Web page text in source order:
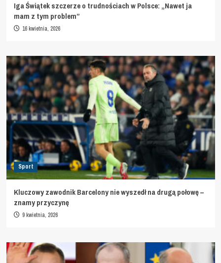
Iga Świątek szczerze o trudnościach w Polsce: „Nawet ja
mam z tym problem”
16 kwietnia, 2026
Sport
Kluczowy zawodnik Barcelony nie wyszedł na drugą połowę –
znamy przyczynę
9 kwietnia, 2026